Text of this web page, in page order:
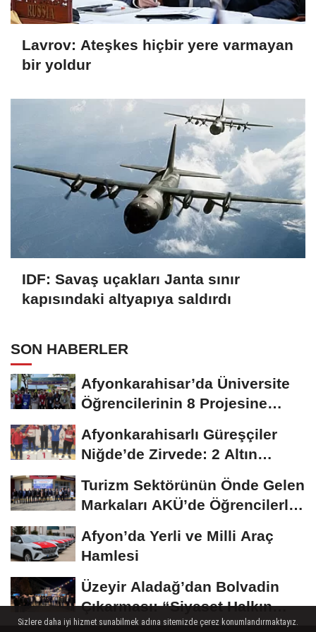
Lavrov: Ateşkes hiçbir yere varmayan
bir yoldur
IDF: Savaş uçakları Janta sınır
kapısındaki altyapıya saldırdı
SON HABERLER
Afyonkarahisar’da Üniversite
Öğrencilerinin 8 Projesine
Afyonkarahisarlı Güreşçiler
Niğde’de Zirvede: 2 Altın
Turizm Sektörünün Önde Gelen
Markaları AKÜ’de Öğrencilerle
Afyon’da Yerli ve Milli Araç
Hamlesi
Üzeyir Aladağ’dan Bolvadin
Çıkarması: “Siyaset Halkın
İçinde...
Sizlere daha iyi hizmet sunabilmek adına sitemizde çerez konumlandırmaktayız.